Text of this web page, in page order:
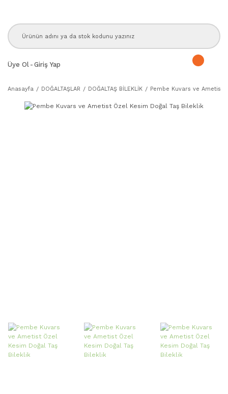
Üye Ol - Giriş Yap
Anasayfa DOĞALTAŞLAR DOĞALTAŞ BİLEKLİK Pembe Kuvars ve Ametist